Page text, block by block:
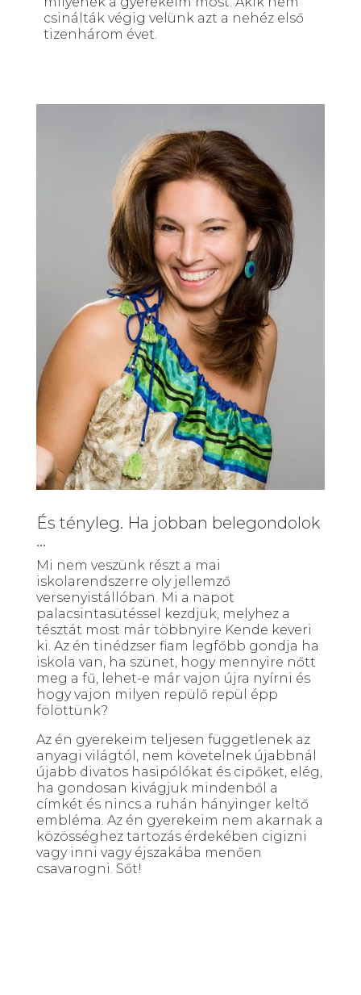
csinálták végig velünk azt a nehéz első
tizenhárom évet.
És tényleg. Ha jobban belegondolok
…
Mi nem veszünk részt a mai
iskolarendszerre oly jellemző
versenyistállóban. Mi a napot
palacsintasütéssel kezdjük, melyhez a
tésztát most már többnyire Kende keveri
ki. Az én tinédzser fiam legfőbb gondja ha
iskola van, ha szünet, hogy mennyire nőtt
meg a fű, lehet-e már vajon újra nyírni és
hogy vajon milyen repülő repül épp
fölöttünk?
Az én gyerekeim teljesen függetlenek az
anyagi világtól, nem követelnek újabbnál
újabb divatos hasipólókat és cipőket, elég,
ha gondosan kivágjuk mindenből a
címkét és nincs a ruhán hányinger keltő
embléma. Az én gyerekeim nem akarnak a
közösséghez tartozás érdekében cigizni
vagy inni vagy éjszakába menően
csavarogni. Sőt!